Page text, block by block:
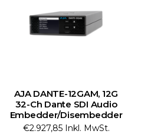
AJA DANTE-12GAM, 12G
32-Ch Dante SDI Audio
Embedder/Disembedder
€2.927,85 Inkl. MwSt.